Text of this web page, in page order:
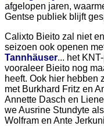
afgelopen jaren,
Gentse publiek blijft
Calixto Bieito zal niet
seizoen ook openen
Tannhäuser... het
vooraleer Bieito nog
heeft. Ook hier hebben
met Burkhard Fritz en
Annette Dasch en
we Ausrine Stundyte
Wolfram en Ante